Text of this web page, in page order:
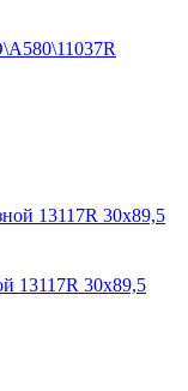
13117R 30х89,5